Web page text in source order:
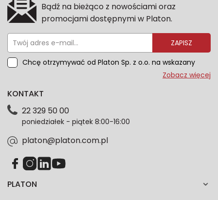
Bądź na bieżąco z nowościami oraz
promocjami dostępnymi w Platon.
ZAPISZ
Chcę otrzymywać od Platon Sp. z o.o. na wskazany
przeze mnie adres e-mail informacje marketingowe
dotyczące danych osobowych znajdziesz w naszej
każdym czasie. Wycofanie zgody nie wpłynie na
zgodność z prawem przetwarzania dokonanego przed
Zobacz więcej
PLATON
KONTAKT
22 329 50 00
poniedziałek - piątek 8:00-16:00
platon@platon.com.pl